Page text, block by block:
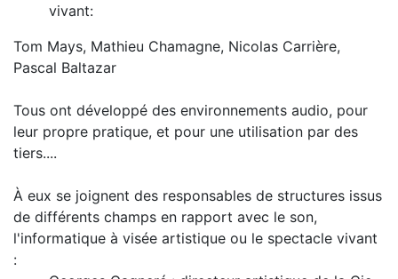
vivant:
Tom Mays, Mathieu Chamagne, Nicolas Carrière,
Pascal Baltazar
Tous ont développé des environnements audio, pour
leur propre pratique, et pour une utilisation par des
tiers....
À eux se joignent des responsables de structures issus
de différents champs en rapport avec le son,
l'informatique à visée artistique ou le spectacle vivant
: